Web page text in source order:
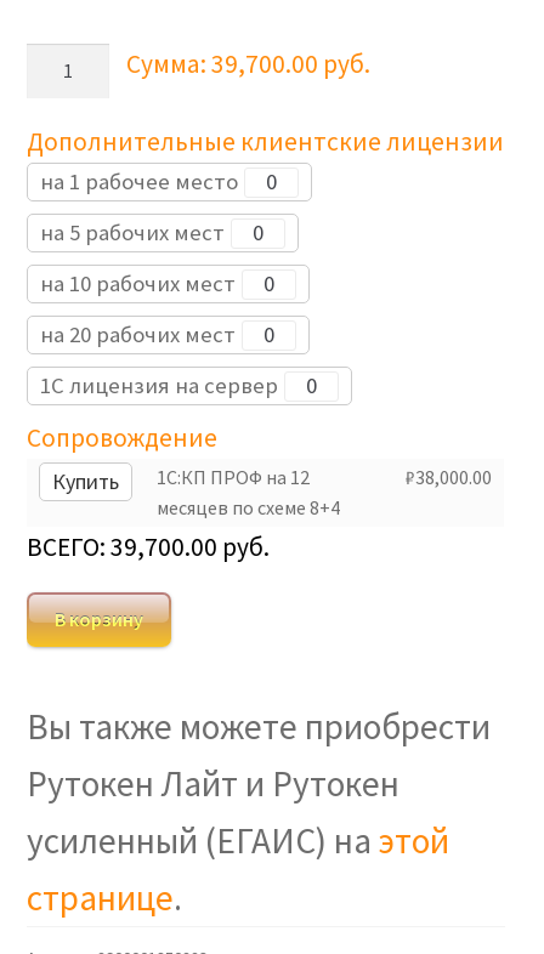
Количество
и
управление
персоналом
ПРОФ.
Электронная
поставка
Сумма:39,700.00 руб.
Дополнительные клиентские лицензии
на 1 рабочее место
на 5 рабочих мест
на 10 рабочих мест
на 20 рабочих мест
1С лицензия на сервер
Сопровождение
1С:КП ПРОФ на 12
месяцев по схеме 8+4
₽38,000.00
ВСЕГО:39,700.00 руб.
В корзину
Вы также можете приобрести
Рутокен Лайт и Рутокен
усиленный (ЕГАИС) наэтой
странице.